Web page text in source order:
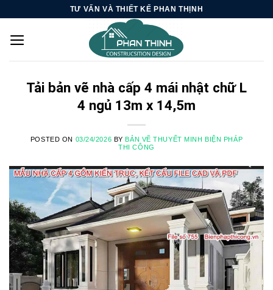
content
TƯ VẤN VÀ THIẾT KẾ PHAN THỊNH
Tải bản vẽ nhà cấp 4 mái nhật chữ L
4 ngủ 13m x 14,5m
POSTED ON 03/24/2026 BYBẢN VẼ THUYẾT MINH BIỆN PHÁP
THI CÔNG